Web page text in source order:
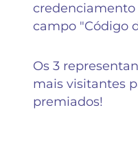
credenciamento
campo "Código
Os 3
mais visitantes
premiados!